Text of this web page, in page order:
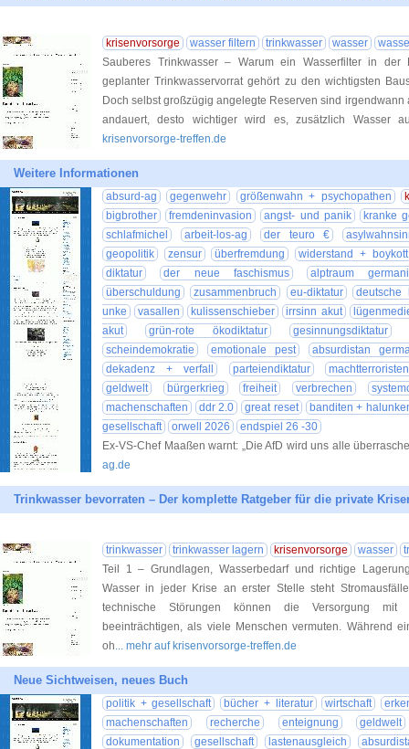
krisenvorsorge wasser filtern trinkwasser wasser
Sauberes Trinkwasser – Warum ein Wasserfilter in der
geplanter Trinkwasservorrat gehört zu den wichtigsten
Doch selbst großzügig angelegte Reserven sind
andauert, desto wichtiger wird es, zusätzlich Wasser
krisenvorsorge-treffen.de
Weitere Informationen
absurd-ag gegenwehr größenwahn + psychopathen
bigbrother
fremdeninvasion angst- und panik
kranke
schlafmichel
arbeit-los-ag der teuro €
geopolitik
zensur überfremdung
widerstand + boykott
diktatur
der neue faschismus
alptraum
überschuldung
zusammenbruch eu-diktatur
deutsche
unke
vasallen kulissenschieber irrsinn akut
akut
grün-rote ökodiktatur
gesinnungsdiktatur
scheindemokratie
emotionale pest
absurdistan
dekadenz + verfall
parteiendiktatur
machtterroristen
geldwelt
bürgerkrieg freiheit verbrechen
machenschaften
ddr 2.0 great reset
banditen +
gesellschaft
orwell 2026
endspiel 26 -30
Ex-VS-Chef Maaßen warnt: „Die AfD wird uns alle
ag.de
Trinkwasser bevorraten – Der komplette Ratgeber für die private
trinkwasser trinkwasser lagern krisenvorsorge wasser
Teil 1 – Grundlagen, Wasserbedarf und richtige
Wasser in jeder Krise an erster Stelle steht
technische Störungen können die Versorgung mit
beeinträchtigen, als viele Menschen vermuten. Während
oh... mehr auf krisenvorsorge-treffen.de
Neue Sichtweisen, neues Buch
politik + gesellschaft bücher + literatur wirtschaft
machenschaften
recherche enteignung
geldwelt
dokumentation
gesellschaft lastenausgleich